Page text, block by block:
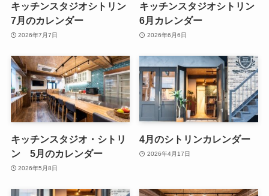
キッチンスタジオシトリン
7月のカレンダー
2026年7月7日
キッチンスタジオシトリン
6月カレンダー
2026年6月6日
キッチンスタジオ・シトリ
ン 5月のカレンダー
2026年5月8日
4月のシトリンカレンダー
2026年4月17日